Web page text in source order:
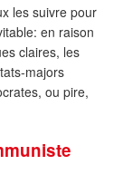
les suivre pour
en raison
claires, les
majors
ou pire,